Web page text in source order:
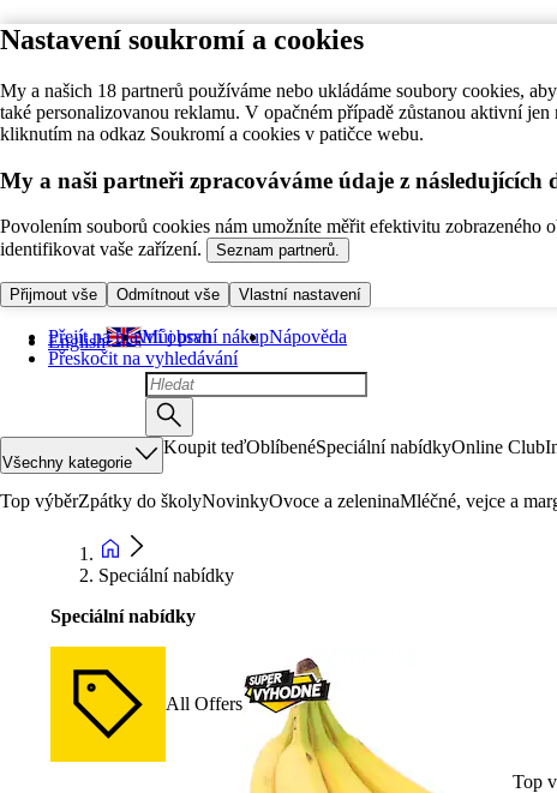
Nastavení soukromí a cookies
My a našich 18 partnerů používáme nebo ukládáme soubory cookies,
také personalizovanou reklamu. V opačném případě zůstanou aktivní
kliknutím na odkaz Soukromí a cookies v patičce webu.
My a naši partneři zpracováváme údaje z následujících
Povolením souborů cookies nám umožníte měřit efektivitu zobrazeného
identifikovat vaše zařízení.
Seznam partnerů.
Přijmout vše Odmítnout vše Vlastní nastavení
Přejít na hlavní obsah
Přeskočit na vyhledávání
English Můj první nákupNápověda
Všechny kategorie
Koupit teďOblíbenéSpeciální nabídkyOnline Club
Top výběrZpátky do školyNovinkyOvoce a zeleninaMléčné, vejce a
Speciální nabídky
Speciální nabídky
All Offers
Top